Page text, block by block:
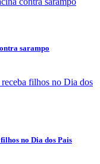
sarampo
no Dia dos Pais